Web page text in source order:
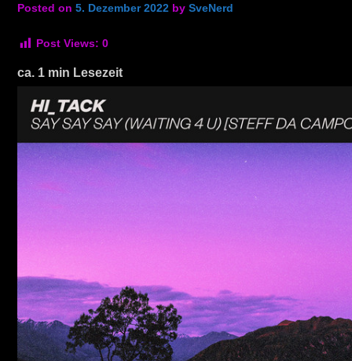
Posted on 5. Dezember 2022 by SveNerd
Post Views: 0
ca. 1 min Lesezeit